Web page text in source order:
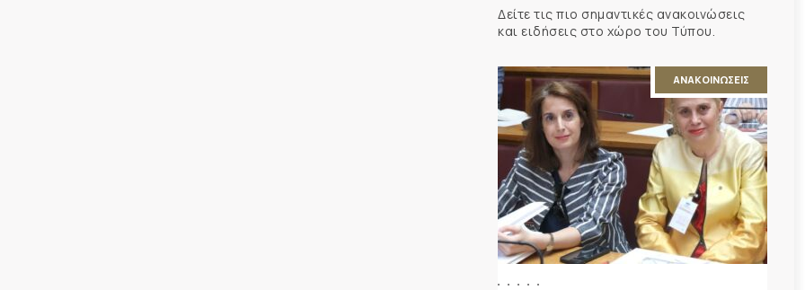
Δείτε τις πιο σημαντικές ανακοινώσεις
και ειδήσεις στο χώρο του Τύπου.
ΑΝΑΚΟΙΝΩΣΕΙΣ